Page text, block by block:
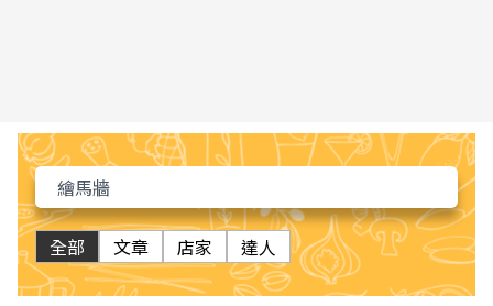
全部 文章 店家 達人